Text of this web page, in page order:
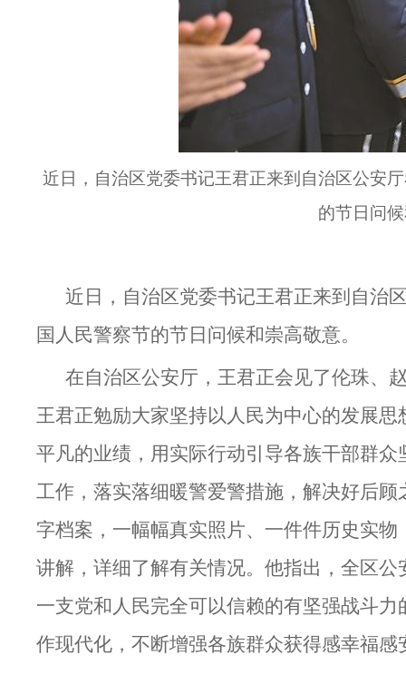
近日，自治区党委书记王君正来到自治区公安
的节日问
近日，自治区党委书记王君正来到自治
国人民警察节的节日问候和崇高敬意。
在自治区公安厅，王君正会见了伦珠、
王君正勉励大家坚持以人民为中心的发展
平凡的业绩，用实际行动引导各族干部群
工作，落实落细暖警爱警措施，解决好后
字档案，一幅幅真实照片、一件件历史实
讲解，详细了解有关情况。他指出，全区
一支党和人民完全可以信赖的有坚强战斗
作现代化，不断增强各族群众获得感幸福感